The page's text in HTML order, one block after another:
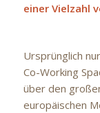
einer Vielzahl
Ursprünglich
Co-Working
über den
europäischen